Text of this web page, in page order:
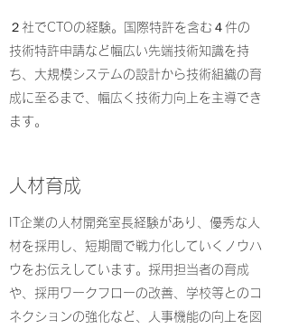
​２社でCTOの経験。国際特許を含む４件の
技術特許申請など幅広い先端技術知識を持
ち、大規模システムの設計から技術組織の育
成に至るまで、幅広く技術力向上を主導でき
ます。
​​人材育成
​IT企業の人材開発室長経験があり、優秀な人
材を採用し、短期間で戦力化していくノウハ
ウをお伝えしています。採用担当者の育成
や、採用ワークフローの改善、学校等とのコ
ネクションの強化など、人事機能の向上を図